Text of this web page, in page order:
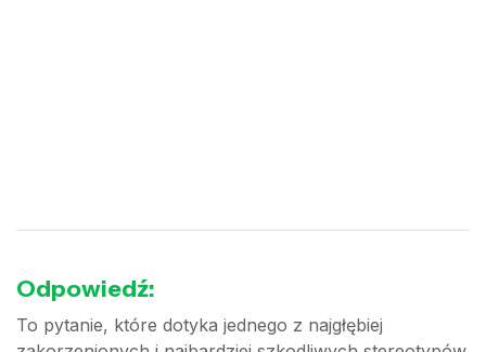
Odpowiedź:
To pytanie, które dotyka jednego z najgłębiej